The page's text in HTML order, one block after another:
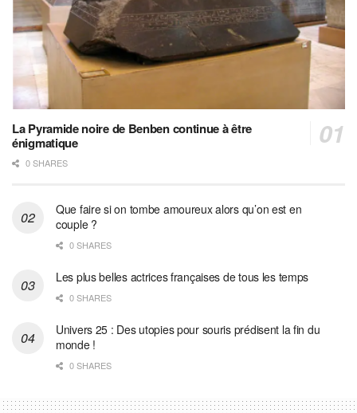
La Pyramide noire de Benben continue à être
énigmatique
0 SHARES
Que faire si on tombe amoureux alors qu’on est en
couple ?
0 SHARES
Les plus belles actrices françaises de tous les temps
0 SHARES
Univers 25 : Des utopies pour souris prédisent la fin du
monde !
0 SHARES